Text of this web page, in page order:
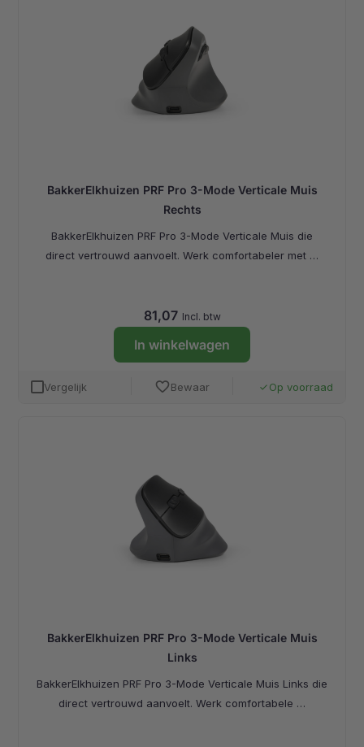
BakkerElkhuizen PRF Pro 3-Mode Verticale Muis
Rechts
BakkerElkhuizen PRF Pro 3-Mode Verticale Muis die
direct vertrouwd aanvoelt. Werk comfortabeler met …
81,07 Incl. btw
In winkelwagen
Vergelijk favoriteBewaar done Op voorraad
BakkerElkhuizen PRF Pro 3-Mode Verticale Muis
Links
BakkerElkhuizen PRF Pro 3-Mode Verticale Muis Links die
direct vertrouwd aanvoelt. Werk comfortabele …